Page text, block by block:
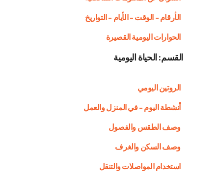
الأرقام – الوقت – الأيام – التواريخ
الحوارات اليومية القصيرة
القسم: الحياة اليومية
الروتين اليومي
أنشطة اليوم – في المنزل والعمل
وصف الطقس والفصول
وصف السكن والغرف
استخدام المواصلات والتنقل